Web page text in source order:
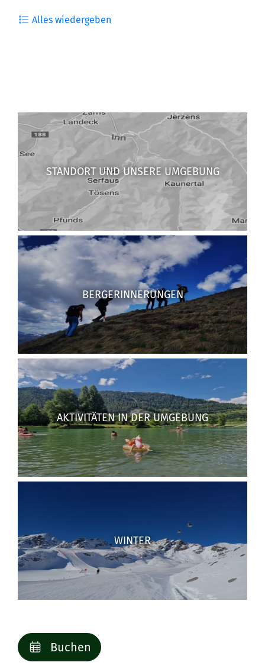
Alles wiedergeben
STANDORT UND UNSERE UMGEBUNG
BERGERINNERUNGEN
AKTIVITÄTEN IN DER UMGEBUNG
WINTER
Buchen